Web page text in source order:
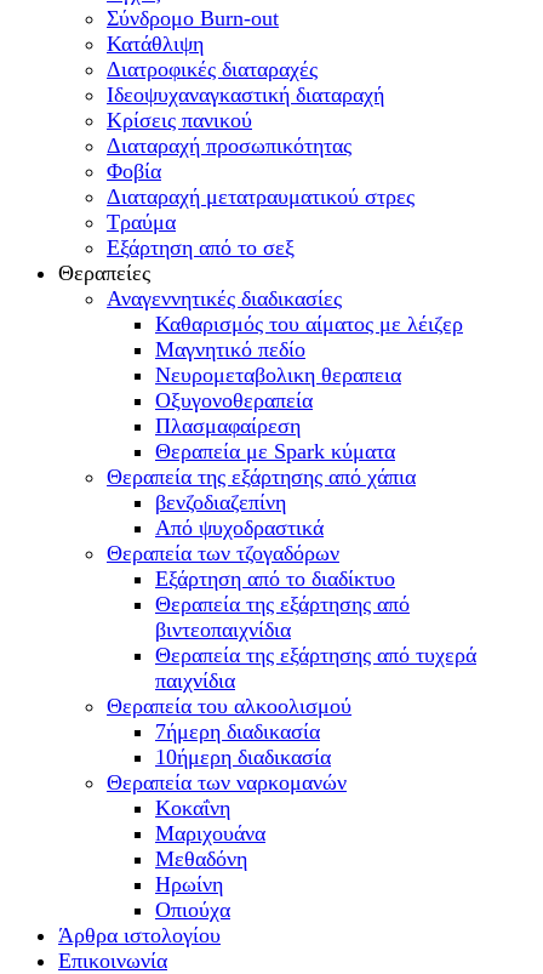
Σύνδρομο Burn-out
Κατάθλιψη
Διατροφικές διαταραχές
Ιδεοψυχαναγκαστική διαταραχή
Κρίσεις πανικού
Διαταραχή προσωπικότητας
Φοβία
Διαταραχή μετατραυματικού στρες
Τραύμα
Εξάρτηση από το σεξ
Θεραπείες
Αναγεννητικές διαδικασίες
Καθαρισμός του αίματος με λέιζερ
Μαγνητικό πεδίο
Νευρομεταβολικη θεραπεια
Οξυγονοθεραπεία
Πλασμαφαίρεση
Θεραπεία με Spark κύματα
Θεραπεία της εξάρτησης από χάπια
βενζοδιαζεπίνη
Από ψυχοδραστικά
Θεραπεία των τζογαδόρων
Εξάρτηση από το διαδίκτυο
Θεραπεία της εξάρτησης από
βιντεοπαιχνίδια
Θεραπεία της εξάρτησης από τυχερά
παιχνίδια
Θεραπεία του αλκοολισμού
7ήμερη διαδικασία
10ήμερη διαδικασία
Θεραπεία των ναρκομανών
Kοκαΐνη
Mαριχουάνα
Μεθαδόνη
Ηρωίνη
Oπιούχα
Άρθρα ιστολογίου
Επικοινωνία